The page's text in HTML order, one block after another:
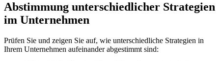
Abstimmung unterschiedlicher Strategien
im Unternehmen
Prüfen Sie und zeigen Sie auf, wie unterschiedliche Strategien in
Ihrem Unternehmen aufeinander abgestimmt sind: